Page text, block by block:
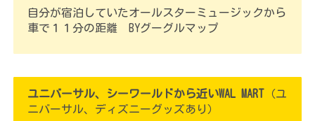
自分が宿泊していたオールスターミュージックから
車で１１分の距離 BYグーグルマップ
ユニバーサル、シーワールドから近いWAL MART （ユ
ニバーサル、ディズニーグッズあり）